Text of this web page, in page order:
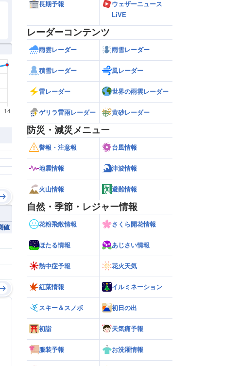
値
長期予報
ウェザーニュース
LiVE
レーダーコンテンツ
雨雲レーダー 雨雪レーダー
積雪レーダー 風レーダー
雷レーダー 世界の雨雲レーダー
ゲリラ雷雨レーダー 黄砂レーダー
防災・減災メニュー
警報・注意報 台風情報
地震情報 津波情報
火山情報 避難情報
自然・季節・レジャー情報
花粉飛散情報 さくら開花情報
ほたる情報 あじさい情報
熱中症予報 花火天気
紅葉情報 イルミネーション
スキー＆スノボ 初日の出
初詣 天気痛予報
服装予報 お洗濯情報